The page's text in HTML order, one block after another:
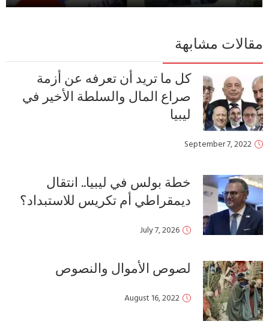
مقالات مشابهة
كل ما تريد أن تعرفه عن أزمة
صراع المال والسلطة الأخير في
ليبيا
September 7, 2022
خطة بولس في ليبيا.. انتقال
ديمقراطي أم تكريس للاستبداد؟
July 7, 2026
لصوص الأموال والنصوص
August 16, 2022